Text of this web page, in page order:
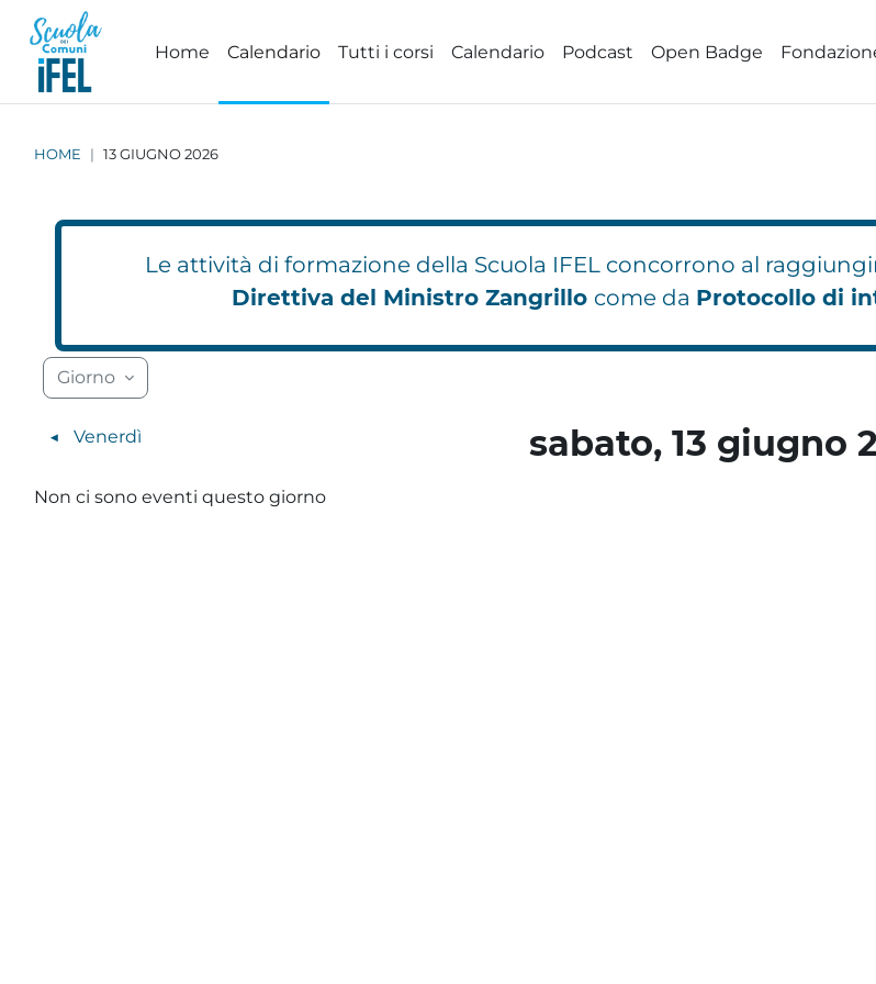
Vai al contenuto principale
Home
Calendario Tutti i corsi Calendario Podcast Open Badge
HOME 13 GIUGNO 2026
Le attività di formazione della Scuola IFEL concorrono al
Direttiva del Ministro Zangrillo come da Protocollo di
Blocchi
Blocchi
Blocchi
Blocchi
Blocchi
Blocchi
Blocchi
Blocchi
Blocchi
Blocchi
Blocchi
Blocchi
Giorno
◀︎ Venerdì sabato, 13 giugno
Non ci sono eventi questo giorno